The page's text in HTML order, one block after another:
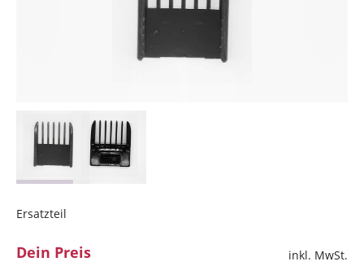
Ersatzteil
Dein Preis
inkl. MwSt.